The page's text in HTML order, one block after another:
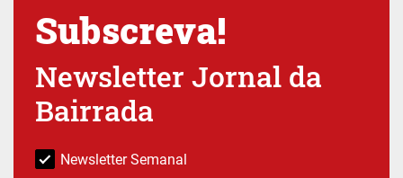
Subscreva!
Newsletter Jornal da
Bairrada
Newsletter Semanal